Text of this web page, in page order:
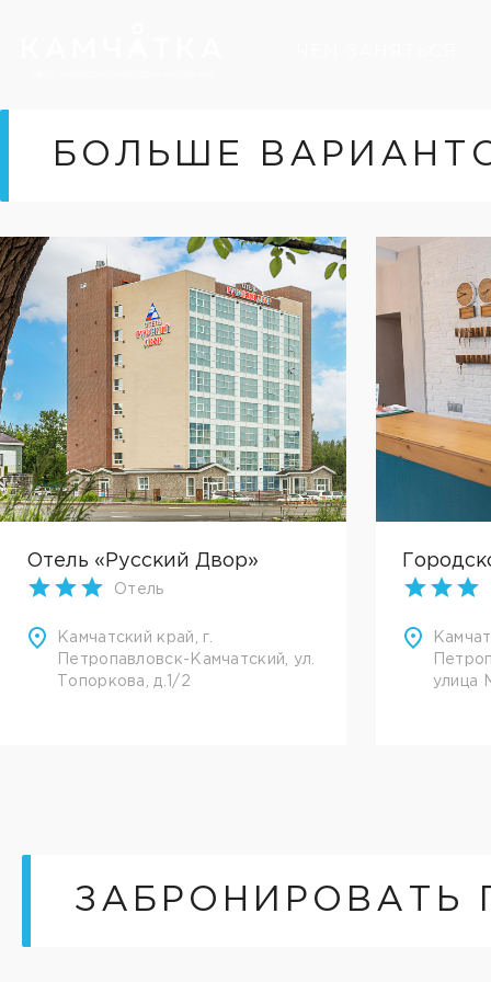
БОЛЬШЕ
Отель «Русский Двор»
Отель
Камчатский край, г.
Петропавловск-Камчатский, ул.
Топоркова, д.1/2
улица
ЗАБРОНИРОВАТЬ